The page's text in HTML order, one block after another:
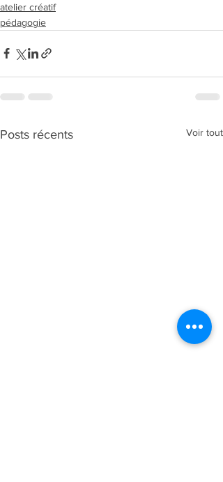
atelier créatif
pédagogie
Posts récents Voir tout